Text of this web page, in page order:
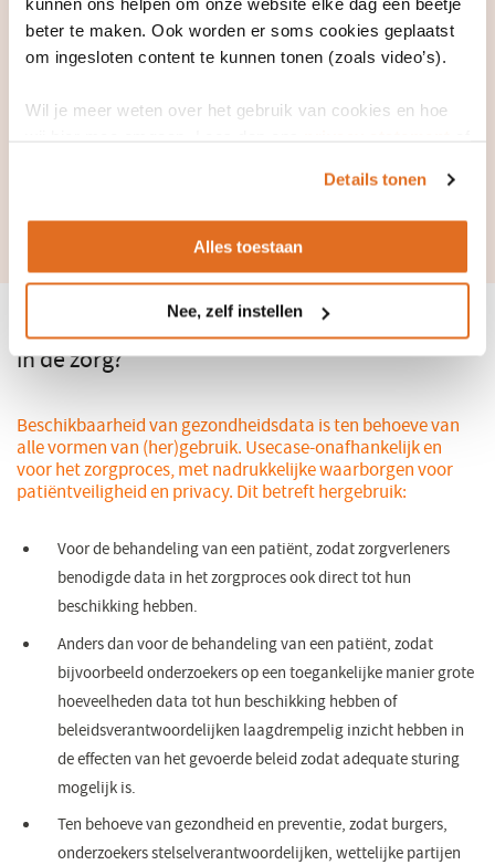
beter te maken. Ook worden er soms cookies geplaatst
om ingesloten content te kunnen tonen (zoals video’s).
Wil je meer weten over het gebruik van cookies en hoe
Details tonen
Alles toestaan
Nee, zelf instellen
Wat is het voordeel van databeschikbaarheid
in de zorg?
Beschikbaarheid van gezondheidsdata is ten behoeve van
alle vormen van (her)gebruik. Usecase-onafhankelijk en
voor het zorgproces, met nadrukkelijke waarborgen voor
patiëntveiligheid en privacy. Dit betreft hergebruik:
Voor de behandeling van een patiënt, zodat zorgverleners
benodigde data in het zorgproces ook direct tot hun
beschikking hebben.
Anders dan voor de behandeling van een patiënt, zodat
bijvoorbeeld onderzoekers op een toegankelijke manier grote
hoeveelheden data tot hun beschikking hebben of
beleidsverantwoordelijken laagdrempelig inzicht hebben in
de effecten van het gevoerde beleid zodat adequate sturing
mogelijk is.
Ten behoeve van gezondheid en preventie, zodat burgers,
onderzoekers stelselverantwoordelijken, wettelijke partijen